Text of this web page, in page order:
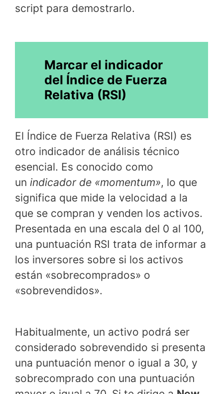
script para demostrarlo.
Marcar el indicador
del Índice de Fuerza
Relativa (RSI)
El Índice de Fuerza Relativa (RSI) es
otro indicador de análisis técnico
esencial. Es conocido como
un indicador de «momentum», lo que
significa que mide la velocidad a la
que se compran y venden los activos.
Presentada en una escala del 0 al 100,
una puntuación RSI trata de informar a
los inversores sobre si los activos
están «sobrecomprados» o
«sobrevendidos».
Habitualmente, un activo podrá ser
considerado sobrevendido si presenta
una puntuación menor o igual a 30, y
sobrecomprado con una puntuación